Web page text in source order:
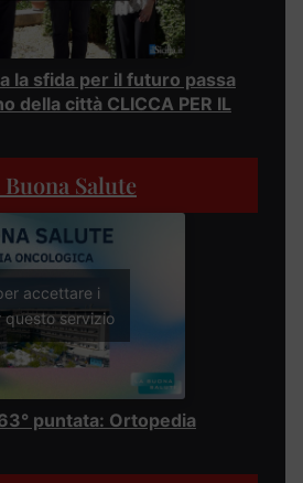
la sfida per il futuro passa
della città CLICCA PER IL
Buona Salute
accettare i
questo servizio
puntata: Ortopedia